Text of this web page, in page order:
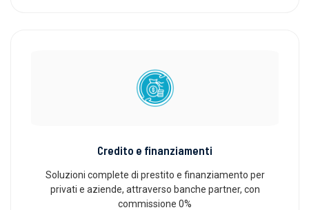
Credito e finanziamenti
Soluzioni complete di prestito e finanziamento per
privati ​​e aziende, attraverso banche partner, con
commissione 0%